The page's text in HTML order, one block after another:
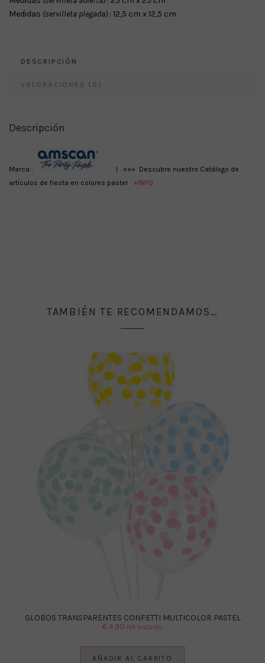
Medidas (servilleta plegada) : 12,5 cm x 12,5 cm
DESCRIPCIÓN
VALORACIONES (0)
Descripción
Marca : I »»» Descubre nuestro Catálogo de
artículos de fiesta en colores pastel
+INFO
TAMBIÉN TE RECOMENDAMOS…
GLOBOS TRANSPARENTES CONFETTI MULTICOLOR PASTEL
€4.90 IVA Incluido
AÑADIR AL CARRITO